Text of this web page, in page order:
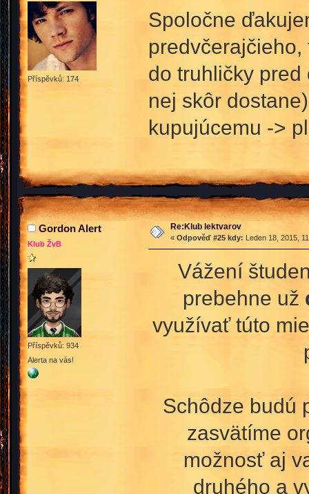
Příspěvků: 174
Spoločne
do truhličky pred
nej skôr
kupujúcemu ->
Gordon Alert
Klub ŽvB
Příspěvků: 934
Alerta na vás!
Re:Klub lektvarov
« Odpověď #25 kdy: Leden 18, 2015,
Vážení
prebehne už
využívať túto
Schôdze budú
zasvätíme
možnosť aj
druhého a